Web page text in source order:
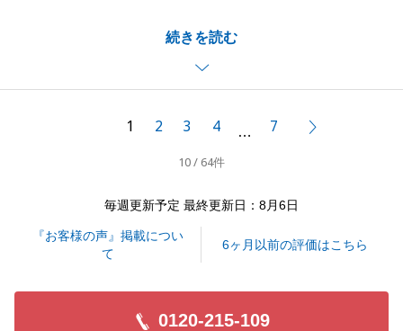
続きを読む
また、アンケートにもご協力頂きまして有難うござい
梅雨入りし、うっとおしい季節となりますがくれぐれ
1 2 3 4 … 7
10 / 64件
毎週更新予定 最終更新日：8月6日
『お客様の声』掲載につい
て
6ヶ月以前の評価はこちら
0120-215-109